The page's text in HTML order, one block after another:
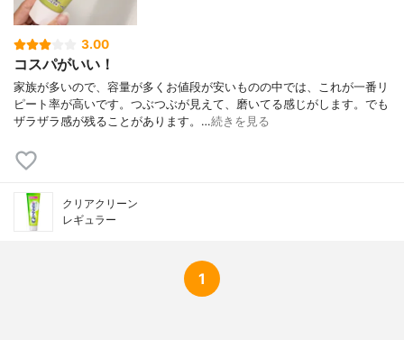
3.00
コスパがいい！
家族が多いので、容量が多くお値段が安いものの中では、これが一番リ
ピート率が高いです。つぶつぶが見えて、磨いてる感じがします。でも
ザラザラ感が残ることがあります。…続きを見る
クリアクリーン
レギュラー
1